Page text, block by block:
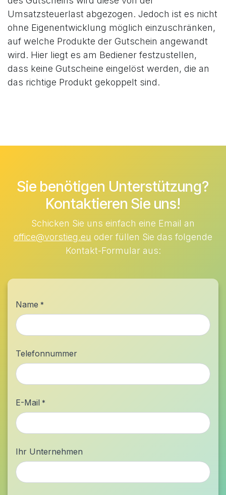
Umsatzsteuerlast abgezogen. Jedoch ist es nicht
ohne Eigenentwicklung möglich einzuschränken,
auf welche Produkte der Gutschein angewandt
wird. Hier liegt es am Bediener festzustellen,
dass keine Gutscheine eingelöst werden, die an
das richtige Produkt gekoppelt sind.
Sie benötigen Unterstützung?
Kontaktieren Sie uns!
Schicken Sie uns einfach eine Email an
office@vorstieg.eu oder füllen Sie das folgende
Kontakt-Formular aus:
Name *
Telefonnummer
E-Mail *
Ihr Unternehmen